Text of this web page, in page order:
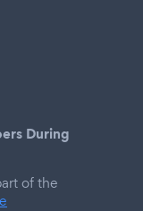
During
of the